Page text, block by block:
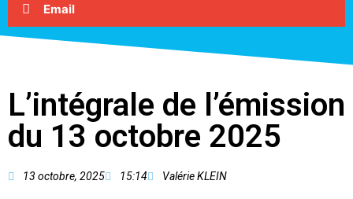
Email
L’intégrale de l’émission
du 13 octobre 2025
13 octobre, 2025 15:14 Valérie KLEIN